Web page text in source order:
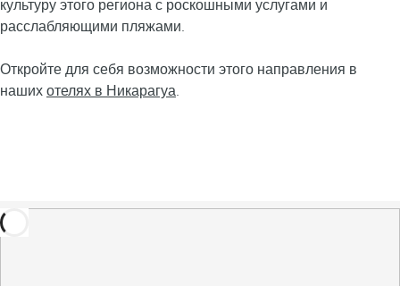
культуру этого региона с роскошными услугами и
расслабляющими пляжами.
Откройте для себя возможности этого направления в
наших отелях в Никарагуа.